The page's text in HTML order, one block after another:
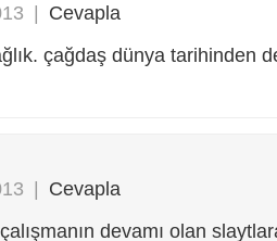
| Cevapla
çağdaş dünya tarihinden
| Cevapla
devamı olan